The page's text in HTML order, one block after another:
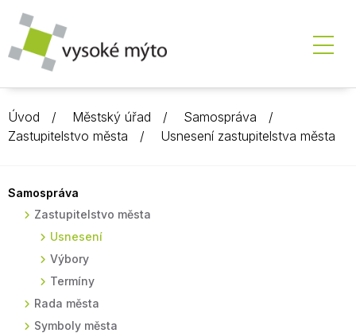
Úvod Městský úřad
Samospráva
Zastupitelstvo města
Usnesení zastupitelstva města
Samospráva
Zastupitelstvo města
Usnesení
Výbory
Termíny
Rada města
Symboly města